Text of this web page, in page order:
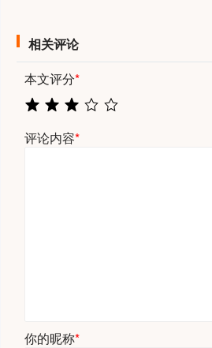
相关评论
本文评分*
评论内容*
你的昵称*